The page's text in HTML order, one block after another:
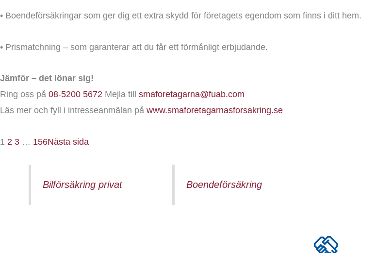
• Boendeförsäkringar som ger dig ett extra skydd för företagets egendom som finns i ditt hem.
• Prismatchning – som garanterar att du får ett förmånligt erbjudande.
Jämför – det lönar sig!
Ring oss på 08-5200 5672 Mejla till smaforetagarna@fuab.com
Läs mer och fyll i intresseanmälan på www.smaforetagarnasforsakring.se
1 2 3 … 156Nästa sida
Bilförsäkring privat Boendeförsäkring